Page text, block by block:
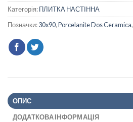
Категорія:ПЛИТКА НАСТІННА
Позначки:30x90,Porcelanite Dos Ceramica,
ОПИС
ДОДАТКОВА ІНФОРМАЦІЯ